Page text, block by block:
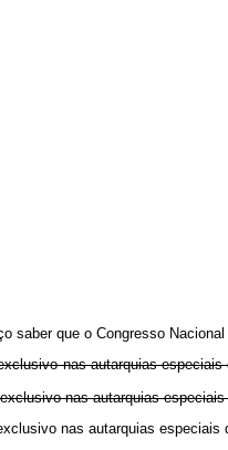
saber que o Congresso
nas autarquias
nas autarquias
nas autarquias